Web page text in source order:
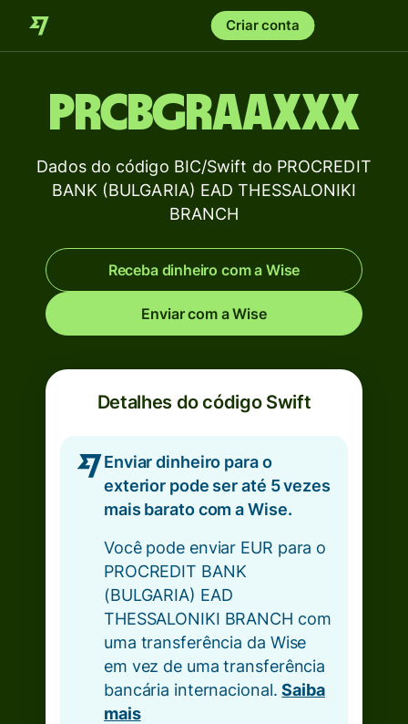
Criar conta
PRCBGRAAXXX
Dados do código BIC/Swift do PROCREDIT
BANK (BULGARIA) EAD THESSALONIKI
BRANCH
Receba dinheiro com a Wise
Enviar com a Wise
Detalhes do código Swift
Enviar dinheiro para o
exterior pode ser até 5 vezes
mais barato com a Wise.
Você pode enviar EUR para o
PROCREDIT BANK
(BULGARIA) EAD
THESSALONIKI BRANCH com
uma transferência da Wise
em vez de uma transferência
bancária internacional.Saiba
mais